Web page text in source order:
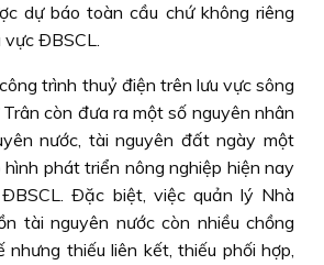
dự báo toàn cầu chứ không riêng
vực ÐBSCL.
trình thuỷ điện trên lưu vực sông
Trân còn đưa ra một số nguyên nhân
nước, tài nguyên đất ngày một
phát triển nông nghiệp hiện nay
Ðặc biệt, việc quản lý Nhà
tài nguyên nước còn nhiều chồng
nhưng thiếu liên kết, thiếu phối hợp,